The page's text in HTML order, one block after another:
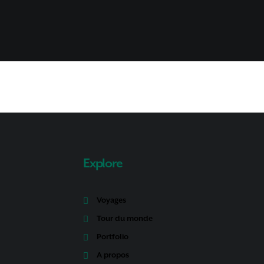
Explore
Voyages
Tour du monde
Portfolio
A propos